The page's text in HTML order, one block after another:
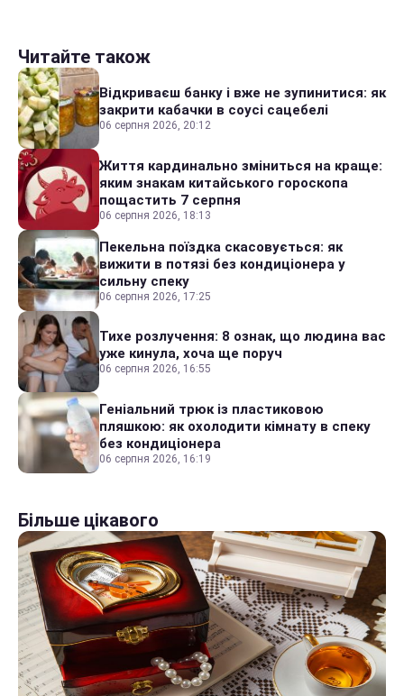
Читайте також
Відкриваєш банку і вже не зупинитися: як
закрити кабачки в соусі сацебелі
06 серпня 2026, 20:12
Життя кардинально зміниться на краще:
яким знакам китайського гороскопа
пощастить 7 серпня
06 серпня 2026, 18:13
Пекельна поїздка скасовується: як
вижити в потязі без кондиціонера у
сильну спеку
06 серпня 2026, 17:25
Тихе розлучення: 8 ознак, що людина вас
уже кинула, хоча ще поруч
06 серпня 2026, 16:55
Геніальний трюк із пластиковою
пляшкою: як охолодити кімнату в спеку
без кондиціонера
06 серпня 2026, 16:19
Більше цікавого